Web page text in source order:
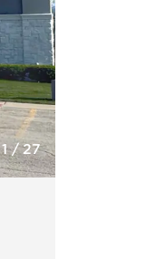
1/27